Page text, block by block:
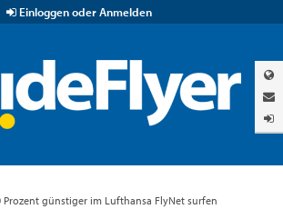
Einloggen oder Anmelden
Prozent günstiger im Lufthansa FlyNet surfen